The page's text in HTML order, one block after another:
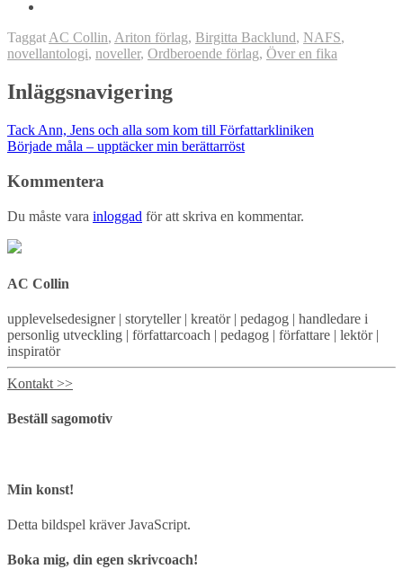
Taggat AC Collin, Ariton förlag, Birgitta Backlund, NAFS,
novellantologi, noveller, Ordberoende förlag, Över en fika
Inläggsnavigering
Tack Ann, Jens och alla som kom till Författarkliniken
Började måla – upptäcker min berättarröst
Kommentera
Du måste vara inloggad för att skriva en kommentar.
AC Collin
upplevelsedesigner | storyteller | kreatör | pedagog | handledare i
personlig utveckling | författarcoach | pedagog | författare | lektör |
inspiratör
Kontakt >>
Beställ sagomotiv
Min konst!
Detta bildspel kräver JavaScript.
Boka mig, din egen skrivcoach!